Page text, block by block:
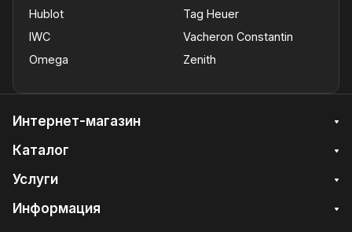
Hublot
IWC
Omega
Tag Heuer
Vacheron Constantin
Zenith
Интернет-магазин
Каталог
Услуги
Информация